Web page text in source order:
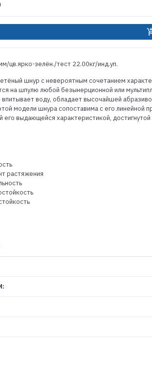
цв.ярко-зелён./тест 22.00кг/инд.уп.
шнур с невероятным сочетанием
на шпулю любой безынерционной или
воду, обладает высочайшей
модели шнура сопоставима с его линейной
его выдающейся характеристикой,
растяжения